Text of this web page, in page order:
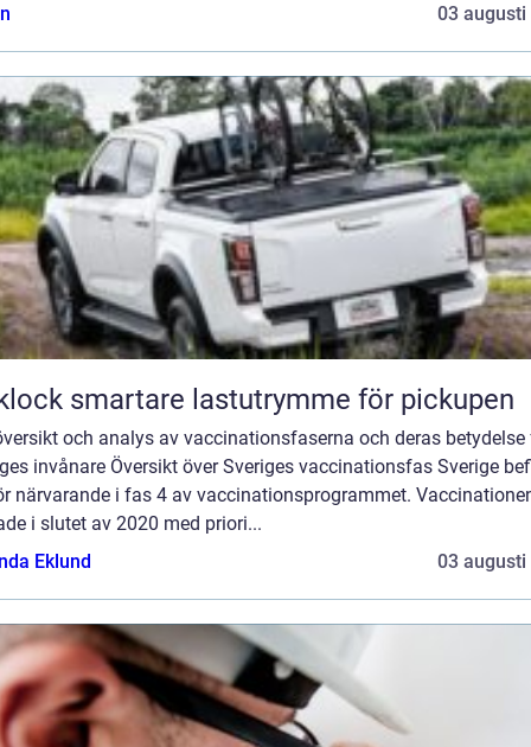
03 augusti
Flaklock smartare lastutrymme för pickupen
och analys av vaccinationsfaserna och deras betydelse
invånare Översikt över Sveriges vaccinationsfas Sverige
närvarande i fas 4 av vaccinationsprogrammet.
i slutet av 2020 med priori...
Eklund
03 augusti